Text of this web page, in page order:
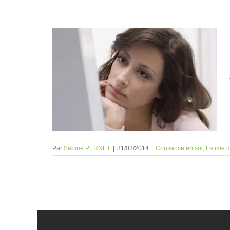
Par Sabine PERNET 31/03/2014 Confiance en soi, Estime